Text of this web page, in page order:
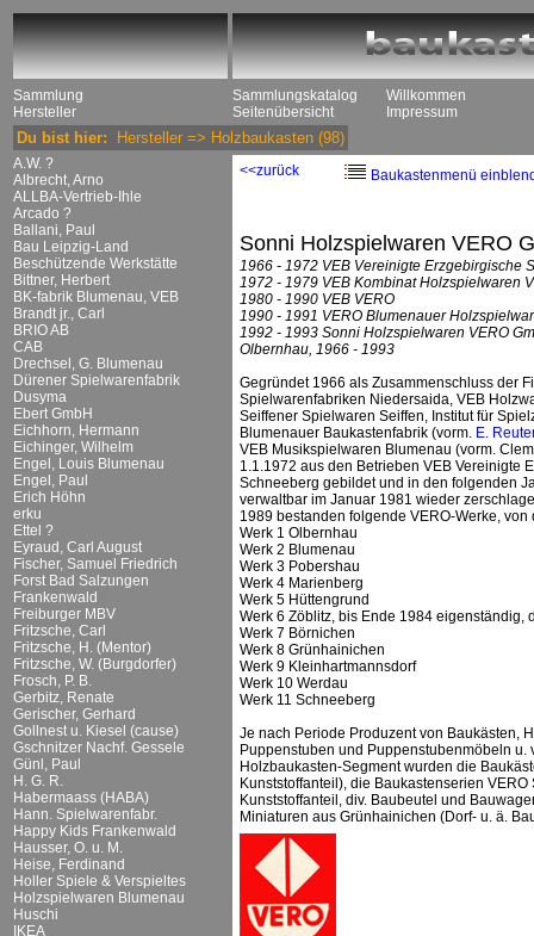
Sammlung
Hersteller
Sammlungskatalog
Seitenübersicht
Willkommen
Impressum
Du bist hier: Hersteller => Holzbaukasten (98)
A.W. ?
Albrecht, Arno
ALLBA-Vertrieb-Ihle
Arcado ?
Ballani, Paul
Bau Leipzig-Land
Beschützende Werkstätte
Bittner, Herbert
BK-fabrik Blumenau, VEB
Brandt jr., Carl
BRIO AB
CAB
Drechsel, G. Blumenau
Dürener Spielwarenfabrik
Dusyma
Ebert GmbH
Eichhorn, Hermann
Eichinger, Wilhelm
Engel, Louis Blumenau
Engel, Paul
Erich Höhn
erku
Ettel ?
Eyraud, Carl August
Fischer, Samuel Friedrich
Forst Bad Salzungen
Frankenwald
Freiburger MBV
Fritzsche, Carl
Fritzsche, H. (Mentor)
Fritzsche, W. (Burgdorfer)
Frosch, P. B.
Gerbitz, Renate
Gerischer, Gerhard
Gollnest u. Kiesel (cause)
Gschnitzer Nachf. Gessele
Günl, Paul
H. G. R.
Habermaass (HABA)
Hann. Spielwarenfabr.
Happy Kids Frankenwald
Hausser, O. u. M.
Heise, Ferdinand
Holler Spiele & Verspieltes
Holzspielwaren Blumenau
Huschi
IKEA
<<zurück Baukastenmenü
Sonni Holzspielwaren VERO
1966 - 1972 VEB Vereinigte Erzgebirgische
1972 - 1979 VEB Kombinat Holzspielwaren
1980 - 1990 VEB VERO
1990 - 1991 VERO Blumenauer
1992 - 1993 Sonni Holzspielwaren VERO
Olbernhau, 1966 - 1993
Gegründet 1966 als Zusammenschluss der
Spielwarenfabriken Niedersaida, VEB
Seiffener Spielwaren Seiffen, Institut für
Blumenauer Baukastenfabrik (vorm. E.
VEB Musikspielwaren Blumenau (vorm.
1.1.1972 aus den Betrieben VEB Vereinigte
Schneeberg gebildet und in den folgenden
verwaltbar im Januar 1981 wieder
1989 bestanden folgende VERO-Werke,
Werk 1 Olbernhau
Werk 2 Blumenau
Werk 3 Pobershau
Werk 4 Marienberg
Werk 5 Hüttengrund
Werk 6 Zöblitz, bis Ende 1984 eigenständig,
Werk 7 Börnichen
Werk 8 Grünhainichen
Werk 9 Kleinhartmannsdorf
Werk 10 Werdau
Werk 11 Schneeberg
Je nach Periode Produzent von Baukästen,
Puppenstuben und Puppenstubenmöbeln u.
Holzbaukasten-Segment wurden die
Kunststoffanteil), die Baukastenserien
Kunststoffanteil, div. Baubeutel und
Miniaturen aus Grünhainichen (Dorf- u. ä.